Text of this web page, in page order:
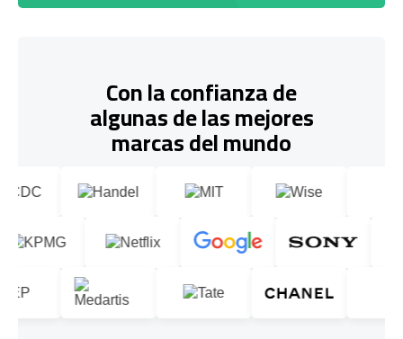
Con la confianza de
algunas de las mejores
marcas del mundo